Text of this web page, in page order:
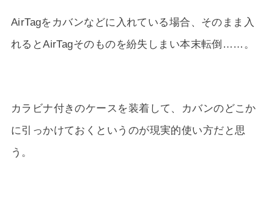
AirTagをカバンなどに入れている場合、そのまま入
れるとAirTagそのものを紛失しまい本末転倒……。
カラビナ付きのケースを装着して、カバンのどこか
に引っかけておくというのが現実的使い方だと思
う。